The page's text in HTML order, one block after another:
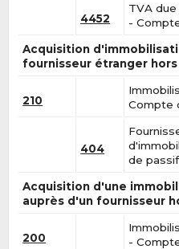
4452
TVA
-
Acquisition
fournisseur étranger
210
Compte
404
de passif
Acquisition d'une
auprès d'un fournisseur
200
-